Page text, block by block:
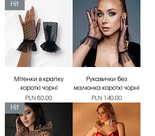
Hit
Мітенки в крапку
короткі чорні
Price
PLN 80.00
Рукавички без
малюнка короткі чорні
Price
PLN 140.00
Hit